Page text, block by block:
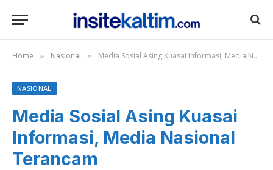
Home » Nasional » Media Sosial Asing Kuasai Informasi, Media Nasional Terancam
NASIONAL
Media Sosial Asing Kuasai
Informasi, Media Nasional
Terancam